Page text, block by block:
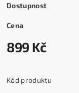
Dostupnost
Cena
899 Kč
Kód produktu